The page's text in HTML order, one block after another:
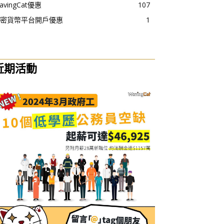
優惠
107
貨幣平台開戶優惠
1
期活動